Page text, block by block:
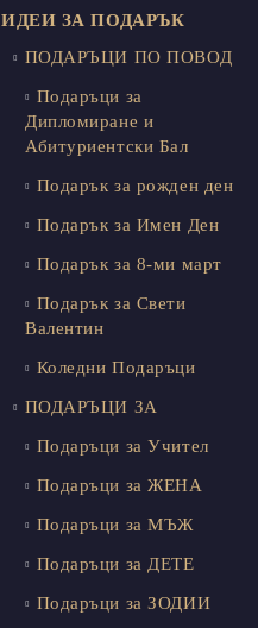
ИДЕИ ЗА ПОДАРЪК
ПОДАРЪЦИ ПО ПОВОД
Подаръци за
Дипломиране и
Абитуриентски Бал
Подарък за рожден ден
Подарък за Имен Ден
Подарък за 8-ми март
Подарък за Свети
Валентин
Коледни Подаръци
ПОДАРЪЦИ ЗА
Подаръци за Учител
Подаръци за ЖЕНА
Подаръци за МЪЖ
Подаръци за ДЕТЕ
Подаръци за ЗОДИИ